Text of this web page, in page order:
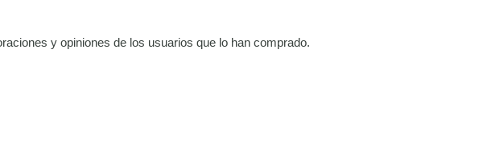
y opiniones de los usuarios que lo han comprado.